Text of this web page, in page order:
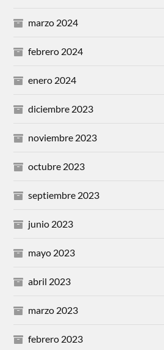
marzo 2024
febrero 2024
enero 2024
diciembre 2023
noviembre 2023
octubre 2023
septiembre 2023
junio 2023
mayo 2023
abril 2023
marzo 2023
febrero 2023